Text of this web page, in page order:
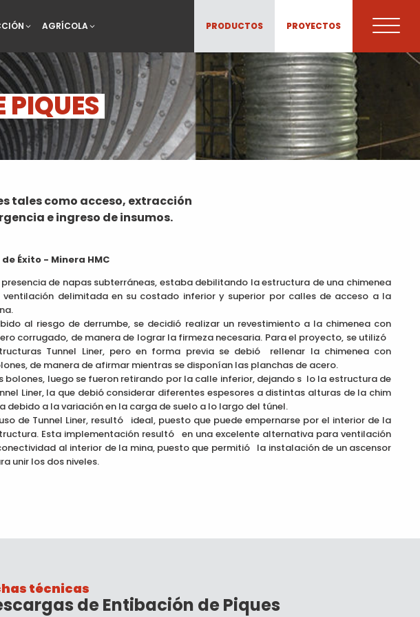
AGRÍCOLA PRODUCTOS PROYECTOS
tales como acceso, extracción
e ingreso de insumos.
de Éxito - Minera HMC
presencia de napas subterráneas, estaba debilitando la estructura de una chimenea
ventilación delimitada en su costado inferior y superior por calles de acceso a la
al riesgo de derrumbe, se decidió realizar un revestimiento a la chimenea con
corrugado, de manera de lograr la firmeza necesaria. Para el proyecto, se utilizó
Tunnel Liner, pero en forma previa se debió rellenar la chimenea con
de manera de afirmar mientras se disponían las planchas de acero.
bolones, luego se fueron retirando por la calle inferior, dejando s lo la estructura de
Liner, la que debió considerar diferentes espesores a distintas alturas de la chim
debido a la variación en la carga de suelo a lo largo del túnel.
de Tunnel Liner, resultó ideal, puesto que puede empernarse por el interior de la
Esta implementación resultó en una excelente alternativa para ventilación
al interior de la mina, puesto que permitió la instalación de un ascensor
unir los dos niveles.
técnicas
deEntibación de Piques